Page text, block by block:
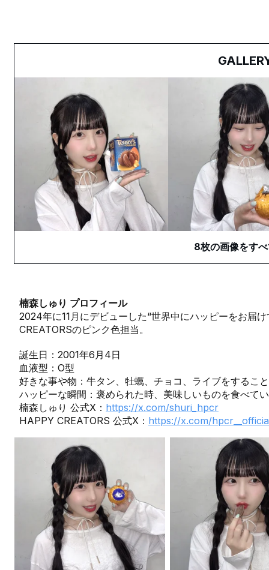
8枚の画像をす
楠森しゅり プロフィール
2024年に11月にデビューした“世界中にハッピーをお届
CREATORSのピンク色担当。
誕生日：2001年6月4日
血液型：O型
好きな事や物：牛タン、牡蠣、チョコ、ライブをすること
ハッピーな瞬間：褒められた時、美味しいものを食べて
楠森しゅり 公式X： https://x.com/shuri_hpcr
HAPPY CREATORS 公式X： https://x.com/